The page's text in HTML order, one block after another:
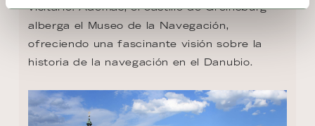
visitarlo! Además, el castillo de Greinsburg
alberga el Museo de la Navegación,
ofreciendo una fascinante visión sobre la
historia de la navegación en el Danubio.